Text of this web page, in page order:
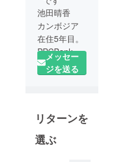
池田晴香
カンボジア
在住5年目。
PPCBank
ジャパンデ
スク在籍。
と共にチョ
を訪問し、
メッセー
ジを送る
リターンを
選ぶ